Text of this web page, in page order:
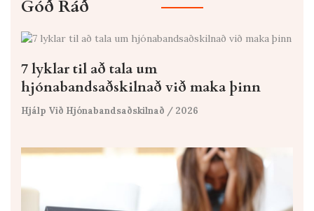
Góð Ráð
7 lyklar til að tala um
hjónabandsaðskilnað við maka þinn
Hjálp Við Hjónabandsaðskilnað / 2026